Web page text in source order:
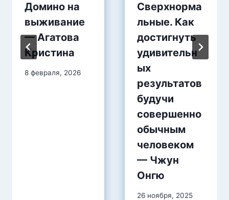
Домино на
выживание
— Агатова
Кристина
8 февраля, 2026
Сверхнорма
льные. Как
достигнуть
удивительн
ых
результатов
будучи
совершенно
обычным
человеком
— Чжун
Онгю
26 ноября, 2025